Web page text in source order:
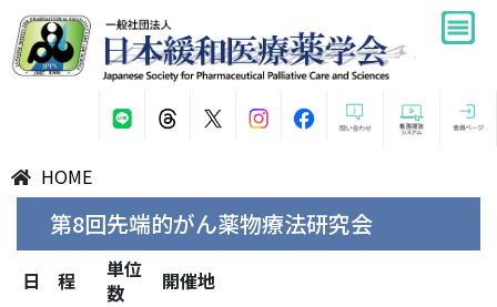
HOME
第8回先端的がん薬物療法研究会
日 程
単位
数
開催地